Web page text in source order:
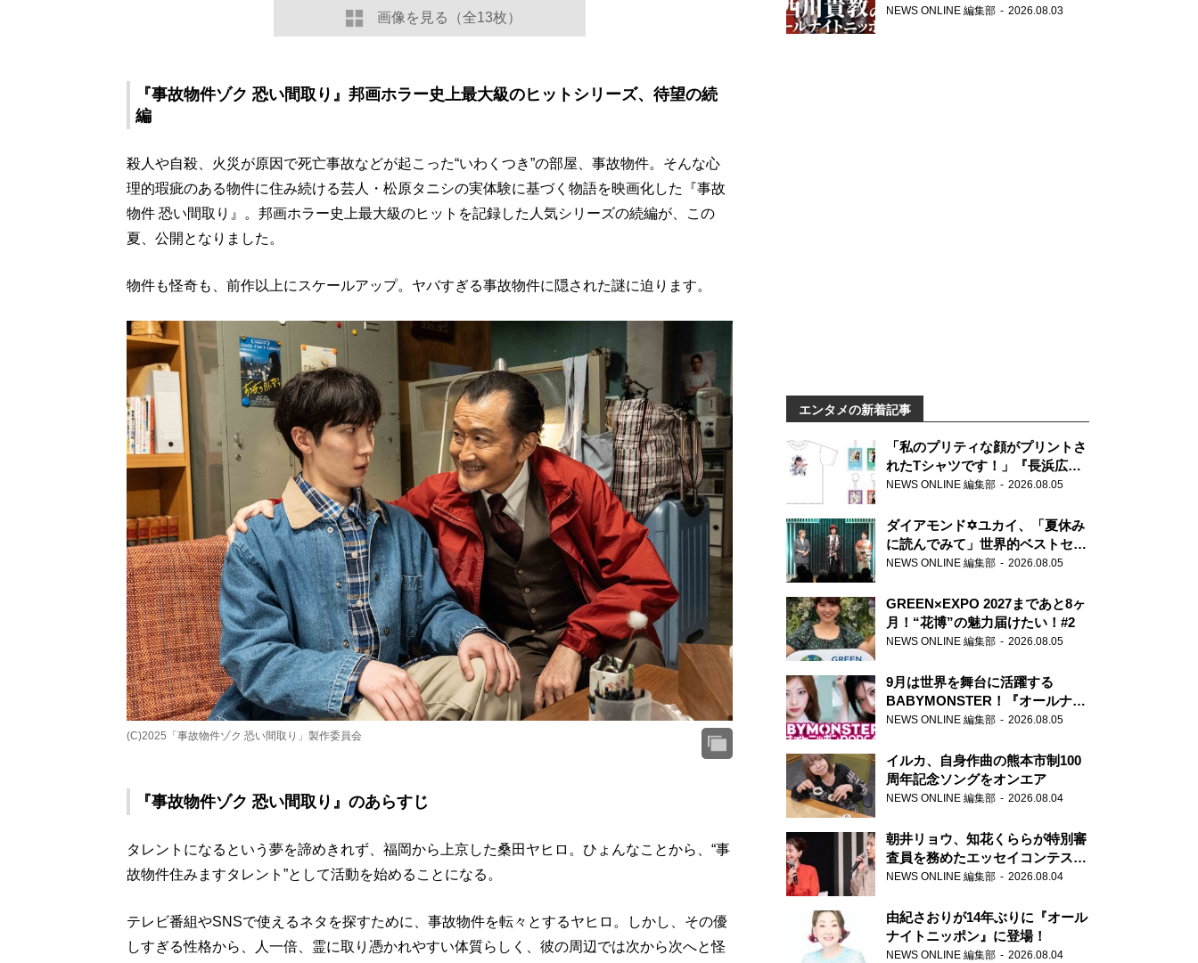
画像を見る（全13枚）
『事故物件ゾク 恐い間取り』邦画ホラー史上最大級のヒットシリーズ、待望の続
編
殺人や自殺、火災が原因で死亡事故などが起こった“いわくつき”の部屋、事故物件。そんな心
理的瑕疵のある物件に住み続ける芸人・松原タニシの実体験に基づく物語を映画化した『事故
物件 恐い間取り』。邦画ホラー史上最大級のヒットを記録した人気シリーズの続編が、この
夏、公開となりました。
物件も怪奇も、前作以上にスケールアップ。ヤバすぎる事故物件に隠された謎に迫ります。
(C)2025「事故物件ゾク 恐い間取り」製作委員会
『事故物件ゾク 恐い間取り』のあらすじ
タレントになるという夢を諦めきれず、福岡から上京した桑田ヤヒロ。ひょんなことから、“事
故物件住みますタレント”として活動を始めることになる。
テレビ番組やSNSで使えるネタを探すために、事故物件を転々とするヤヒロ。しかし、その優
しすぎる性格から、人一倍、霊に取り憑かれやすい体質らしく、彼の周辺では次から次へと怪
場！
NEWS ONLINE 編集部 2026.08.03
エンタメの新着記事
「私のプリティな顔がプリントさ
れたTシャツです！」『長浜広奈
天下無双』初の番組グッズ発売
NEWS ONLINE 編集部 2026.08.05
ダイアモンド✡ユカイ、「夏休み
に読んでみて」世界的ベストセラ
ー『アナスタシア』を紹介
NEWS ONLINE 編集部 2026.08.05
GREEN×EXPO 2027まであと8ヶ
月！“花博”の魅力届けたい！#2
NEWS ONLINE 編集部 2026.08.05
9月は世界を舞台に活躍する
BABYMONSTER！『オールナイ
トニッポンPODCAST』月替わり
NEWS ONLINE 編集部 2026.08.05
イルカ、自身作曲の熊本市制100
周年記念ソングをオンエア
NEWS ONLINE 編集部 2026.08.04
朝井リョウ、知花くららが特別審
査員を務めたエッセイコンテスト
の特別番組「#いまあなたに伝え
NEWS ONLINE 編集部 2026.08.04
由紀さおりが14年ぶりに『オール
ナイトニッポン』に登場！
NEWS ONLINE 編集部 2026.08.04